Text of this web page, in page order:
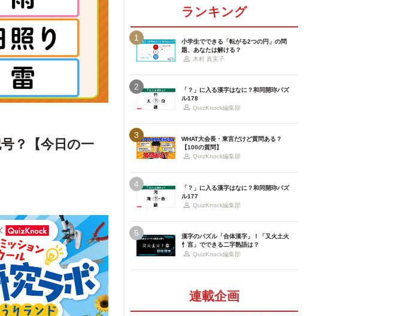
？【今日の一
ランキング
1
小学生でできる「転がる2つの円」の問
題、あなたは解ける？
木村 真実子
2
「？」に入る漢字はなに？和同開珎パズ
ル178
QuizKnock編集部
3
WHAT大会長・東言だけど質問ある？
【100の質問】
QuizKnock編集部
4
「？」に入る漢字はなに？和同開珎パズ
ル177
QuizKnock編集部
5
漢字のパズル「合体漢字」！「又火土火
忄言」でできる二字熟語は？
QuizKnock編集部
連載企画